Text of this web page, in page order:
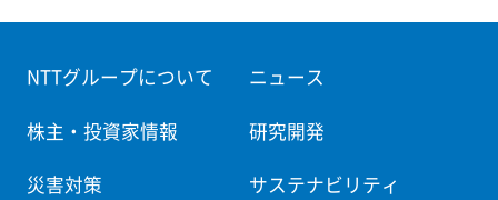
NTTグループについて ニュース
株主・投資家情報 研究開発
災害対策 サステナビリティ